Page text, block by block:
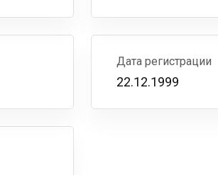
Дата регистрации
22.12.1999